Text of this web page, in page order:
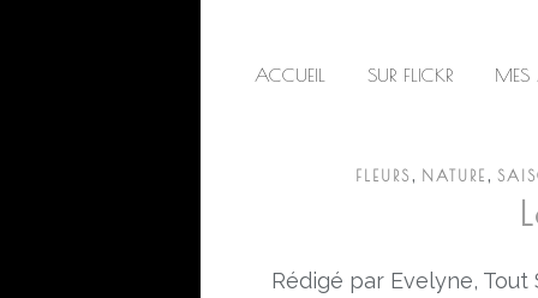
ACCUEIL SUR FLICKR MES
FLEURS , NATURE ,
Rédigé par Evelyne,